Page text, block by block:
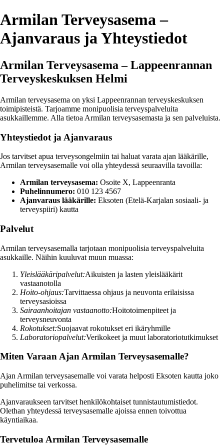
Armilan Terveysasema –
Ajanvaraus ja Yhteystiedot
Armilan Terveysasema – Lappeenrannan
Terveyskeskuksen Helmi
Armilan terveysasema on yksi Lappeenrannan terveyskeskuksen
toimipisteistä. Tarjoamme monipuolisia terveyspalveluita
asukkaillemme. Alla tietoa Armilan terveysasemasta ja sen palveluista.
Yhteystiedot ja Ajanvaraus
Jos tarvitset apua terveysongelmiin tai haluat varata ajan lääkärille,
Armilan terveysasemalle voi olla yhteydessä seuraavilla tavoilla:
Armilan terveysasema: Osoite X, Lappeenranta
Puhelinnumero: 010 123 4567
Ajanvaraus lääkärille: Eksoten (Etelä-Karjalan sosiaali- ja
terveyspiiri) kautta
Palvelut
Armilan terveysasemalla tarjotaan monipuolisia terveyspalveluita
asukkaille. Näihin kuuluvat muun muassa:
Yleislääkäripalvelut:Aikuisten ja lasten yleislääkärit
vastaanotolla
Hoito-ohjaus:Tarvittaessa ohjaus ja neuvonta erilaisissa
terveysasioissa
Sairaanhoitajan vastaanotto:Hoitotoimenpiteet ja
terveysneuvonta
Rokotukset:Suojaavat rokotukset eri ikäryhmille
Laboratoriopalvelut:Verikokeet ja muut laboratoriotutkimukset
Miten Varaan Ajan Armilan Terveysasemalle?
Ajan Armilan terveysasemalle voi varata helposti Eksoten kautta joko
puhelimitse tai verkossa.
Ajanvaraukseen tarvitset henkilökohtaiset tunnistautumistiedot.
Olethan yhteydessä terveysasemalle ajoissa ennen toivottua
käyntiaikaa.
Tervetuloa Armilan Terveysasemalle